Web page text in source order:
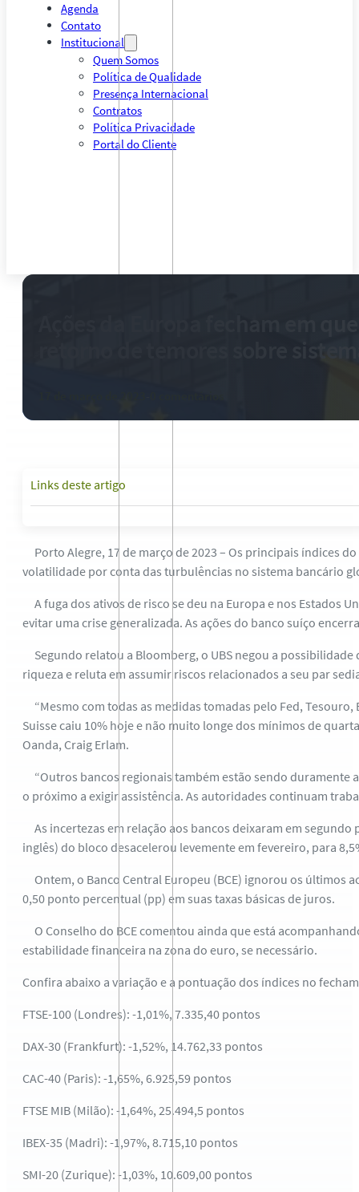
Agenda
Contato
Institucional
Quem Somos
Política de Qualidade
Presença Internacional
Contratos
Política Privacidade
Portal do Cliente
Links deste artigo
Porto Alegre, 17 de março de 2023 – Os principais índices
volatilidade por conta das turbulências no sistema bancário
A fuga dos ativos de risco se deu na Europa e nos Estados
evitar uma crise generalizada. As ações do banco suíço
Segundo relatou a Bloomberg, o UBS negou a
riqueza e reluta em assumir riscos relacionados a seu par
“Mesmo com todas as medidas tomadas pelo Fed, Tesouro,
Suisse caiu 10% hoje e não muito longe dos mínimos de
Oanda, Craig Erlam.
“Outros bancos regionais também estão sendo duramente
o próximo a exigir assistência. As autoridades continuam
As incertezas em relação aos bancos deixaram em
inglês) do bloco desacelerou levemente em fevereiro, para
Ontem, o Banco Central Europeu (BCE) ignorou os últimos
0,50 ponto percentual (pp) em suas taxas básicas de juros.
O Conselho do BCE comentou ainda que está
estabilidade financeira na zona do euro, se necessário.
Confira abaixo a variação e a pontuação dos índices no
FTSE-100 (Londres): -1,01%, 7.335,40 pontos
DAX-30 (Frankfurt): -1,52%, 14.762,33 pontos
CAC-40 (Paris): -1,65%, 6.925,59 pontos
FTSE MIB (Milão): -1,64%, 25.494,5 pontos
IBEX-35 (Madri): -1,97%, 8.715,10 pontos
SMI-20 (Zurique): -1,03%, 10.609,00 pontos